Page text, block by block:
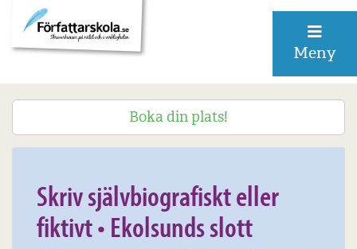
Meny
Boka din plats!
19-22 oktober 2021
Skriv självbiografiskt eller
fiktivt • Ekolsunds slott